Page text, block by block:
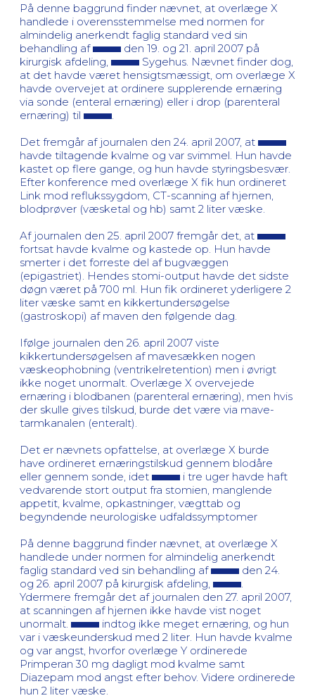
På denne baggrund finder nævnet, at overlæge X
handlede i overensstemmelse med normen for
almindelig anerkendt faglig standard ved sin
behandling af
den 19. og 21. april 2007 på
kirurgisk afdeling,
Sygehus. Nævnet finder dog,
at det havde været hensigtsmæssigt, om overlæge X
havde overvejet at ordinere supplerende ernæring
via sonde (enteral ernæring) eller i drop (parenteral
ernæring) til
Det fremgår af journalen den 24. april 2007, at
havde tiltagende kvalme og var svimmel. Hun havde
kastet op flere gange, og hun havde styringsbesvær.
Efter konference med overlæge X fik hun ordineret
Link mod reflukssygdom, CT-scanning af hjernen,
blodprøver (væsketal og hb) samt 2 liter væske.
Af journalen den 25. april 2007 fremgår det, at
fortsat havde kvalme og kastede op. Hun havde
smerter i det forreste del af bugvæggen
(epigastriet). Hendes stomi-output havde det sidste
døgn været på 700 ml. Hun fik ordineret yderligere 2
liter væske samt en kikkertundersøgelse
(gastroskopi) af maven den følgende dag.
Ifølge journalen den 26. april 2007 viste
kikkertundersøgelsen af mavesækken nogen
væskeophobning (ventrikelretention) men i øvrigt
ikke noget unormalt. Overlæge X overvejede
ernæring i blodbanen (parenteral ernæring), men hvis
der skulle gives tilskud, burde det være via mave-
tarmkanalen (enteralt).
Det er nævnets opfattelse, at overlæge X burde
have ordineret ernæringstilskud gennem blodåre
eller gennem sonde, idet
i tre uger havde haft
vedvarende stort output fra stomien, manglende
appetit, kvalme, opkastninger, vægttab og
begyndende neurologiske udfaldssymptomer
På denne baggrund finder nævnet, at overlæge X
handlede under normen for almindelig anerkendt
faglig standard ved sin behandling af
den 24.
og 26. april 2007 på kirurgisk afdeling,
Ydermere fremgår det af journalen den 27. april 2007,
at scanningen af hjernen ikke havde vist noget
unormalt.
indtog ikke meget ernæring, og hun
var i væskeunderskud med 2 liter. Hun havde kvalme
og var angst, hvorfor overlæge Y ordinerede
Primperan 30 mg dagligt mod kvalme samt
Diazepam mod angst efter behov. Videre ordinerede
hun 2 liter væske.